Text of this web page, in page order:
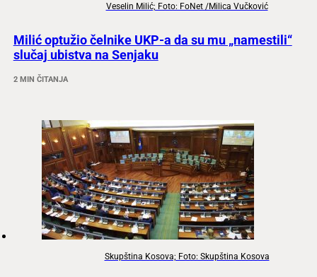
Veselin Milić; Foto: FoNet /Milica Vučković
Milić optužio čelnike UKP-a da su mu „namestili“
slučaj ubistva na Senjaku
2 MIN ČITANJA
Skupština Kosova; Foto: Skupština Kosova